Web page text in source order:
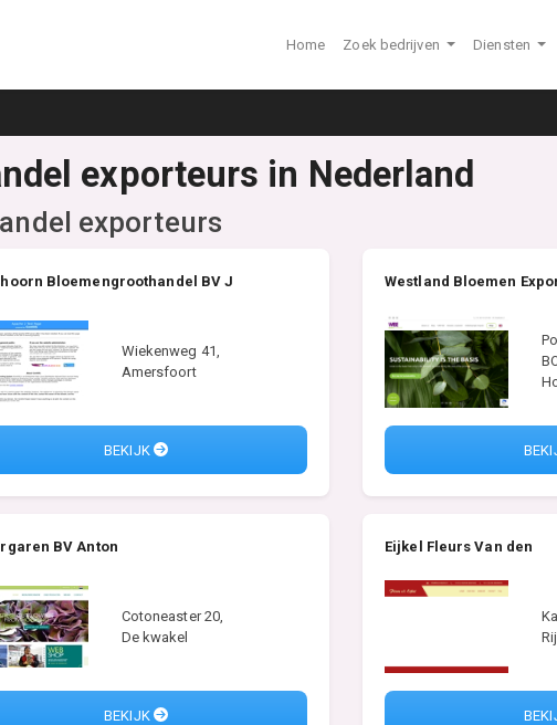
Home Zoek bedrijven Diensten
exporteurs in Nederland
exporteurs
Bloemengroothandel BV J
Wiekenweg 41,
Amersfoort
BEKIJK
Westland Bloemen
BV Anton
Cotoneaster 20,
De kwakel
BEKIJK
Eijkel Fleurs Van den